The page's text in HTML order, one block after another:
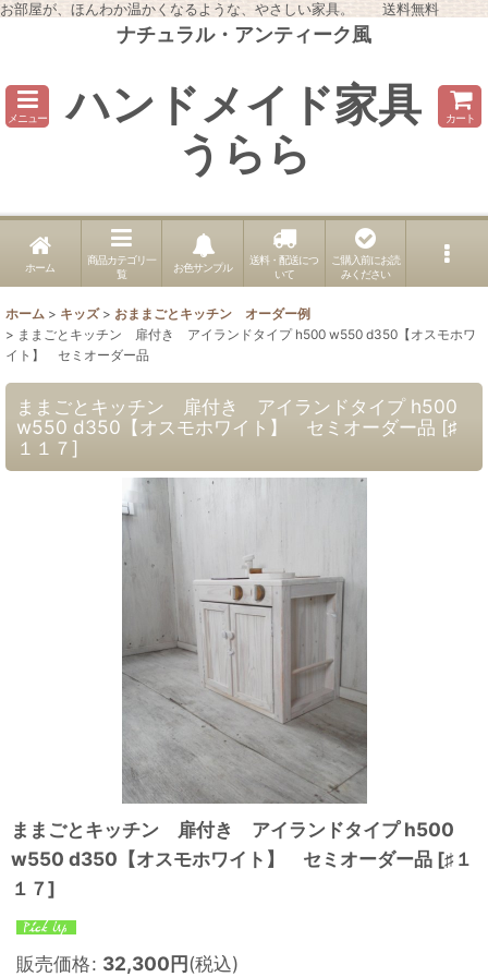
お部屋が、ほんわか温かくなるような、やさしい家具。 送料無料
ナチュラル・アンティーク風
メニュー ハンドメイド家具
うらら
カート
ホーム
商品カテゴリ一
覧
お色サンプル
送料・配送につ
いて
ご購入前にお読
みください
ホーム > キッズ > おままごとキッチン オーダー例
> ままごとキッチン 扉付き アイランドタイプ h500 w550 d350【オスモホワ
イト】 セミオーダー品
ままごとキッチン 扉付き アイランドタイプ h500
w550 d350【オスモホワイト】 セミオーダー品 [♯
１１７]
ままごとキッチン 扉付き アイランドタイプ h500
w550 d350【オスモホワイト】 セミオーダー品 [♯１
１７]
販売価格: 32,300円(税込)